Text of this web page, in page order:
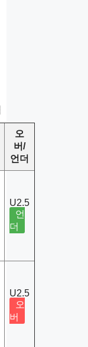
오
버/
언더
U2.5
언
더
U2.5
오
버